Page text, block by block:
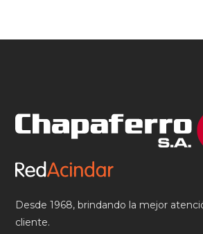
Desde 1968, brindando la mejor
cliente.